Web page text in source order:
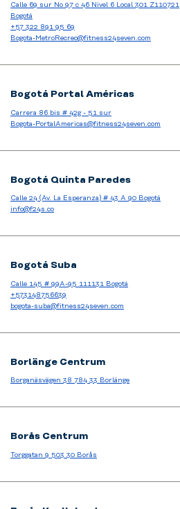
Calle 69 sur No 97 c 46 Nivel 6 Local 301 Z110721
Bogotá
+57 322 891 95 69
Bogota-MetroRecreo@fitness24seven.com
Bogotá Portal Américas
Carrera 86 bis # 42g - 51 sur
Bogota-PortalAmericas@fitness24seven.com
Bogotá Quinta Paredes
Calle 24 (Av. La Esperanza) # 43 A 90 Bogotá
info@f24s.co
Bogotá Suba
Calle 145 # 99A-95 111131 Bogotá
+573148756639
bogota-suba@fitness24seven.com
Borlänge Centrum
Borganäsvägen 38 784 33 Borlänge
Borås Centrum
Torggatan 9 503 30 Borås